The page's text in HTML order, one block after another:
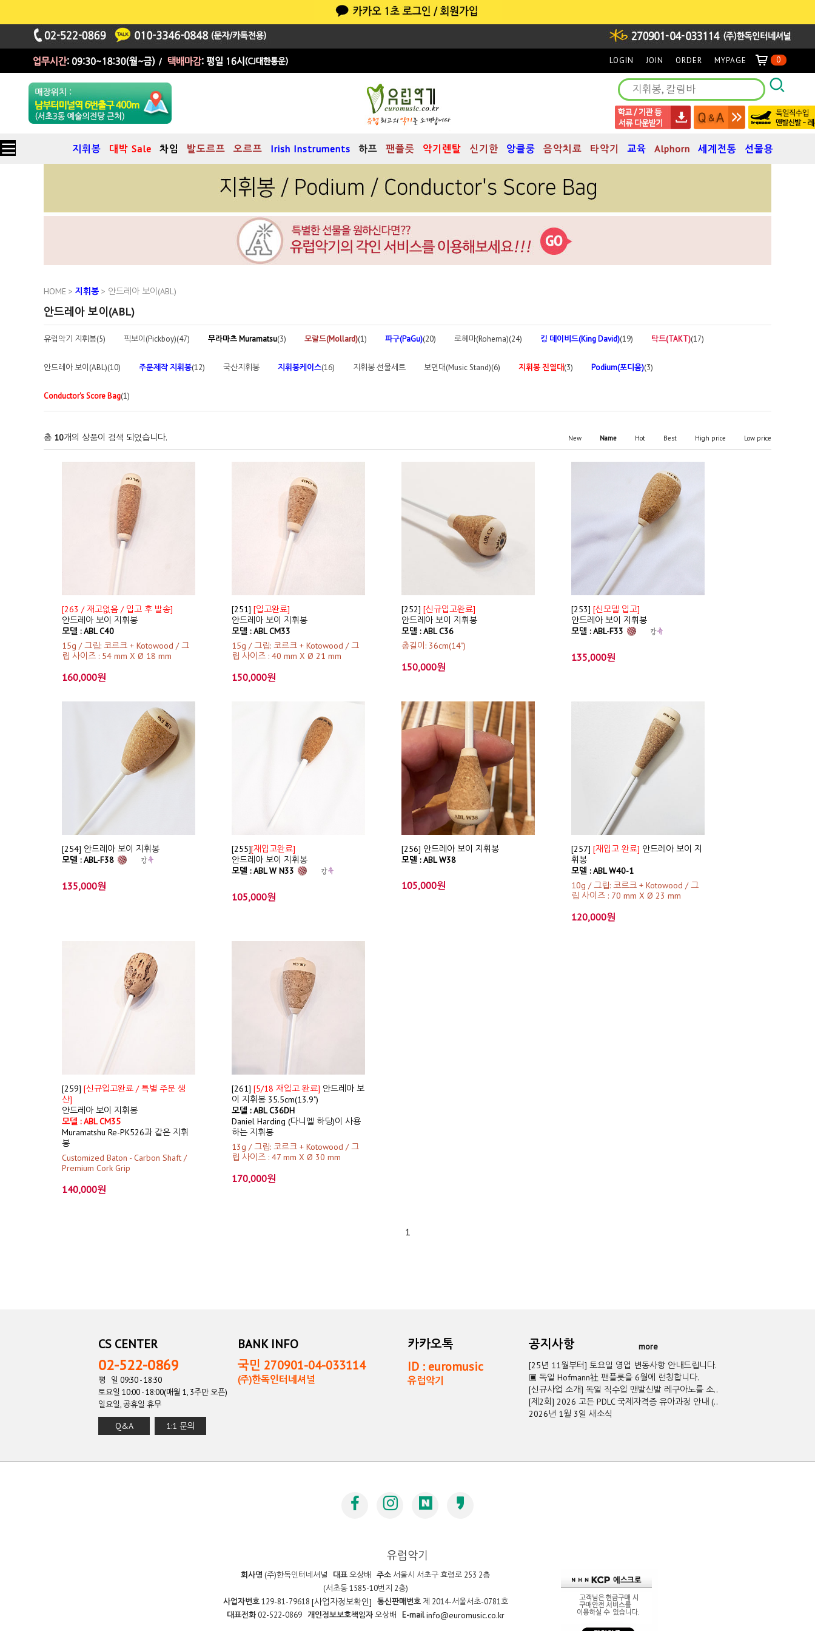
LOGIN JOIN ORDER MYPAGE 0
지휘봉 대박 Sale 차임 발도르프 오르프 Irish Instruments 하프 팬플릇 악기렌탈 신기한 앙클룽 음악치료 타악기 교육 Alphorn 세계전통 선물용
HOME > 지휘봉 > 안드레아 보이(ABL)
안드레아 보이(ABL)
유럽악기 지휘봉(5) 픽보이(Pickboy)(47) 무라마츠 Muramatsu(3) 모랄드(Mollard)(1) 파구(PaGu)(20) 로헤마(Rohema)(24) 킹 데이비드(King David)(19) 탁트(TAKT)(17)
안드레아 보이(ABL)(10) 주문제작 지휘봉(12) 국산지휘봉 지휘봉케이스(16) 지휘봉 선물세트 보면대(Music Stand)(6) 지휘봉 진열대(3) Podium(포디움)(3)
Conductor's Score Bag(1)
총 10개의 상품이 검색 되었습니다. New Name Hot Best High price Low price
[263 / 재고없음 / 입고 후 발송]
안드레아 보이 지휘봉
모델 : ABL C40
15g / 그립: 코르크 + Kotowood / 그
립 사이즈 : 54 mm X Ø 18 mm
160,000원
[251] [입고완료]
안드레아 보이 지휘봉
모델 : ABL CM33
15g / 그립: 코르크 + Kotowood / 그
립 사이즈 : 40 mm X Ø 21 mm
150,000원
[252] [신규입고완료]
안드레아 보이 지휘봉
모델 : ABL C36
총길이: 36cm(14")
150,000원
[253] [신모델 입고]
안드레아 보이 지휘봉
모델 : ABL-F33
135,000원
[254] 안드레아 보이 지휘봉
모델 : ABL-F38
135,000원
[255][재입고완료]
안드레아 보이 지휘봉
모델 : ABL W N33
105,000원
[256] 안드레아 보이 지휘봉
모델 : ABL W38
105,000원
[257] [재입고 완료] 안드레아 보이 지
휘봉
모델 : ABL W40-1
10g / 그립: 코르크 + Kotowood / 그
립 사이즈 : 70 mm X Ø 23 mm
120,000원
[259] [신규입고완료 / 특별 주문 생
산]
안드레아 보이 지휘봉
모델 : ABL CM35
Muramatshu Re-PK526과 같은 지휘
봉
Customized Baton - Carbon Shaft /
Premium Cork Grip
140,000원
[261] [5/18 재입고 완료] 안드레아 보
이 지휘봉 35.5cm(13.9")
모델 : ABL C36DH
Daniel Harding (다니엘 하딩)이 사용
하는 지휘봉
13g / 그립: 코르크 + Kotowood / 그
립 사이즈 : 47 mm X Ø 30 mm
170,000원
1
CS CENTER
02-522-0869
평 일 09:30 - 18:30
토요일 10:00 - 18:00(매월 1, 3주만 오픈)
일요일, 공휴일 휴무
Q&A 1:1 문의
BANK INFO
국민 270901-04-033114
(주)한독인터네셔널
카카오톡
ID : euromusic
유럽악기
공지사항
more
[25년 11월부터] 토요일 영업 변동사항 안내드립니다.
▣ 독일 Hofmann社 팬플릇을 6월에 런칭합니다.
[신규사업 소개] 독일 직수입 맨발신발 레구아노를 소..
[제2회] 2026 고든 PDLC 국제자격증 유아과정 안내 (..
2026년 1월 3일 새소식
유럽악기
회사명 (주)한독인터네셔널 대표오상배 주소 서울시 서초구 효령로 253 2층
(서초동 1585-10번지 2층)
사업자번호129-81-79618 [사업자정보확인] 통신판매번호제 2014-서울서초-0781호
대표전화02-522-0869 개인정보보호책임자오상배 E-mail info@euromusic.co.kr